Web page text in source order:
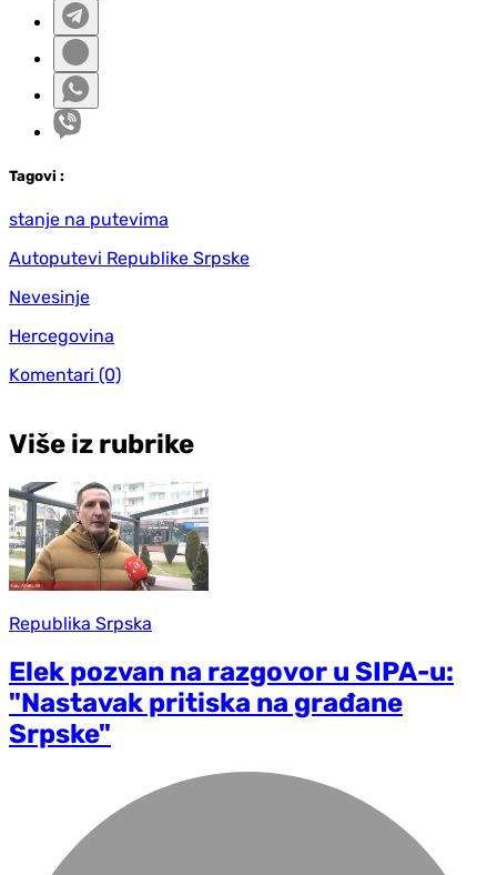
Tagovi :
stanje na putevima
Autoputevi Republike Srpske
Nevesinje
Hercegovina
Komentari (0)
Više iz rubrike
Republika Srpska
Elek pozvan na razgovor u SIPA-u:
"Nastavak pritiska na građane
Srpske"